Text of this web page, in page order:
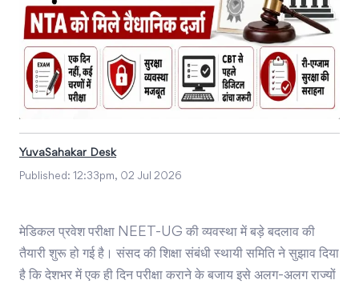
YuvaSahakar Desk
Published: 12:33pm, 02 Jul 2026
मेडिकल प्रवेश परीक्षा NEET-UG की व्यवस्था में बड़े बदलाव की
तैयारी शुरू हो गई है। संसद की शिक्षा संबंधी स्थायी समिति ने सुझाव दिया
है कि देशभर में एक ही दिन परीक्षा कराने के बजाय इसे अलग-अलग राज्यों